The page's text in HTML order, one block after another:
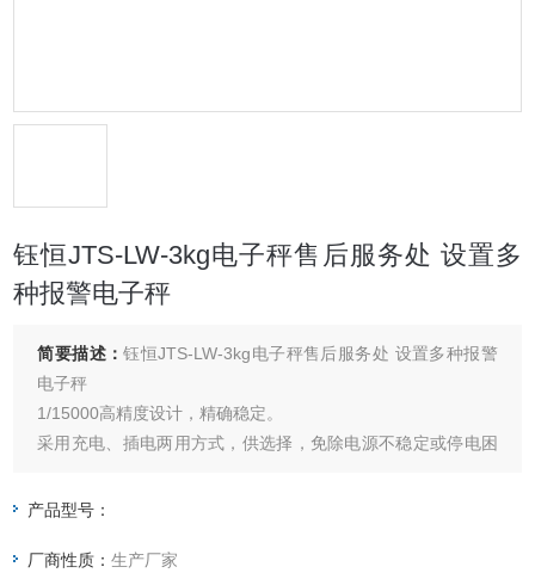
钰恒JTS-LW-3kg电子秤售后服务处 设置多
种报警电子秤
简要描述：钰恒JTS-LW-3kg电子秤售后服务处 设置多种报警
电子秤
1/15000高精度设计，精确稳定。
采用充电、插电两用方式，供选择，免除电源不稳定或停电困
具有单点校正及三点校正功能，确保精准度。
境不同作调整。
产品型号：
厂商性质：生产厂家